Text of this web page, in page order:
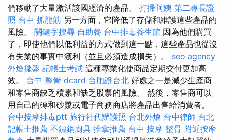
們移動了大量激活該國經濟的產品。 打掃阿姨 第二專長證
照 台中 抓龍筋 另一方面，它降低了存儲和維護這些產品的
風險。 關鍵字搜尋 自助餐 台中排毒養生館 因為他們購買
了，即使他們以低利益的方式做到這一點，這些產品也從沒
有失業的事實中獲利（並且必須造成損失）。 seo agency
外燴擺盤 記帳士考試 這種專業化使商品定期交付更加高
效。 台中 整骨 dcard 台胞證台北 好處之一是減少生產商
和零售商缺乏積累和缺乏股票的風險。 然後，零售商可以
用自己的磚和砂漿或電子商務商店將產品出售給消費者。
台中按摩排毒ptt 旅行社代辦護照 台北外燴 台中律師 台北
記帳士推薦 不鏽鋼廚具 推拿推薦 台中 按摩 整骨 附近按摩